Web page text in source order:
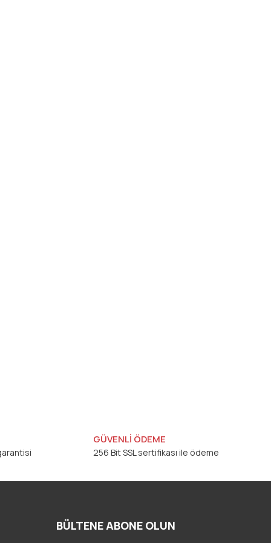
GÜVENLİ ÖDEME
256 Bit SSL sertifikası ile ödeme
BÜLTENE ABONE OLUN